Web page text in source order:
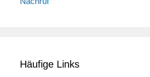
Häufige Links